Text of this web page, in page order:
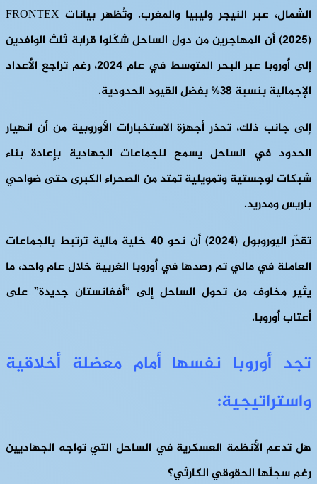
الشمال، عبر النيجر وليبيا والمغرب. وتُظهر بيانات FRONTEX
(2025) أن المهاجرين من دول الساحل شكّلوا قرابة ثلث الوافدين
إلى أوروبا عبر البحر المتوسط في عام 2024، رغم تراجع الأعداد
الإجمالية بنسبة 38% بفضل القيود الحدودية.
إلى جانب ذلك، تحذر أجهزة الاستخبارات الأوروبية من أن انهيار
الحدود في الساحل يسمح للجماعات الجهادية بإعادة بناء
شبكات لوجستية وتمويلية تمتد من الصحراء الكبرى حتى ضواحي
باريس ومدريد.
تقدّر اليوروبول (2024) أن نحو 40 خلية مالية ترتبط بالجماعات
العاملة في مالي تم رصدها في أوروبا الغربية خلال عام واحد، ما
يثير مخاوف من تحول الساحل إلى “أفغانستان جديدة” على
أعتاب أوروبا.
تجد أوروبا نفسها أمام معضلة أخلاقية
واستراتيجية:
هل تدعم الأنظمة العسكرية في الساحل التي تواجه الجهاديين
رغم سجلّها الحقوقي الكارثي؟